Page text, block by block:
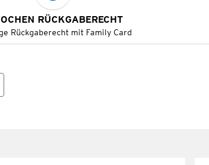
RÜCKGABERECHT
Rückgaberecht mit Family Card